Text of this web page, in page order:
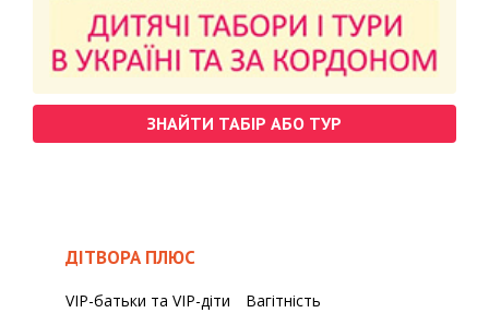
ЗНАЙТИ ТАБІР АБО ТУР
ДІТВОРА ПЛЮС
VIP-батьки та VIP-діти
Вагітність